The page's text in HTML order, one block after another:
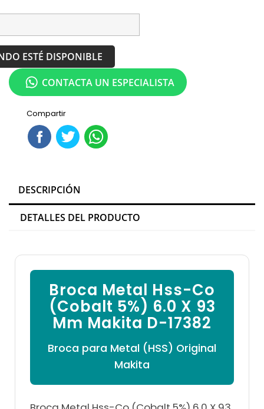
ESTÉ DISPONIBLE
Compartir
CONTACTA UN ESPECIALISTA
DESCRIPCIÓN
DETALLES DEL PRODUCTO
Broca Metal Hss-Co
(Cobalt 5%) 6.0 X 93
Mm Makita D-17382
Broca para Metal (HSS) Original
Makita